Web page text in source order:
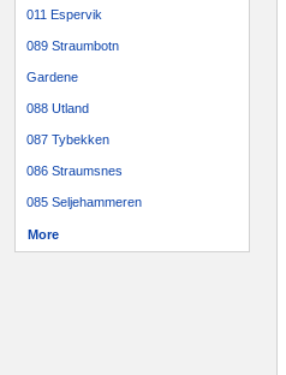
011 Espervik
089 Straumbotn
Gardene
088 Utland
087 Tybekken
086 Straumsnes
085 Seljehammeren
More